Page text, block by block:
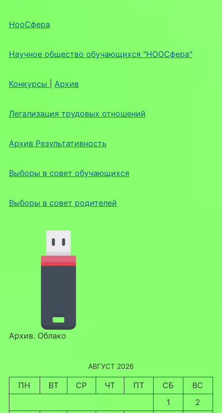
НооСфера
Научное общество обучающихся "НООСфера"
Конкурсы Архив
Легализация трудовых отношений
Архив Результативность
Выборы в совет обучающихся
Выборы в совет родителей
Архив. Облако
АВГУСТ 2026
ПН ВТ СР ЧТ ПТ СБ
ВС
1
2